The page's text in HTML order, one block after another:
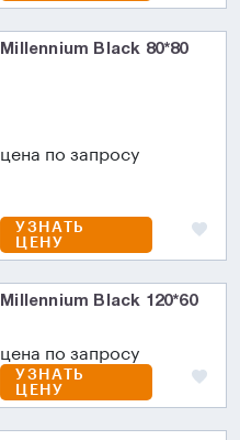
Millennium Black 80*80
цена по запросу
УЗНАТЬ
ЦЕНУ
Millennium Black 120*60
цена по запросу
УЗНАТЬ
ЦЕНУ